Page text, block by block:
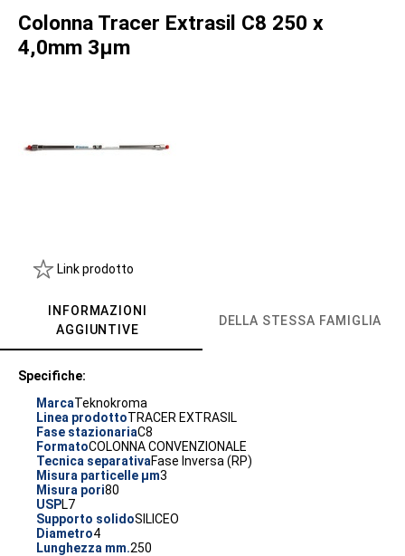
Colonna Tracer Extrasil C8 250 x
4,0mm 3µm
Link prodotto
INFORMAZIONI
AGGIUNTIVE
DELLA STESSA FAMIGLIA
Specifiche:
MarcaTeknokroma
Linea prodottoTRACER EXTRASIL
Fase stazionariaC8
FormatoCOLONNA CONVENZIONALE
Tecnica separativaFase Inversa (RP)
Misura particelle µm3
Misura pori80
USPL7
Supporto solidoSILICEO
Diametro4
Lunghezza mm.250